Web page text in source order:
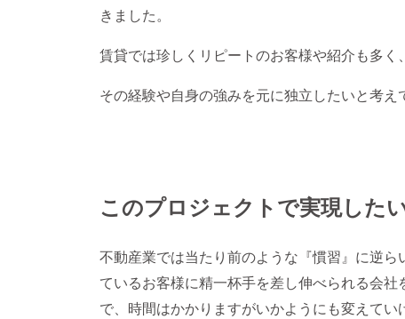
きました。
賃貸では珍しくリピートのお客様や紹介も多く
その経験や自身の強みを元に独立したいと考え
このプロジェクトで実現した
不動産業では当たり前のような『慣習』に逆
ているお客様に精一杯手を差し伸べられる会
で、時間はかかりますがいかようにも変えてい